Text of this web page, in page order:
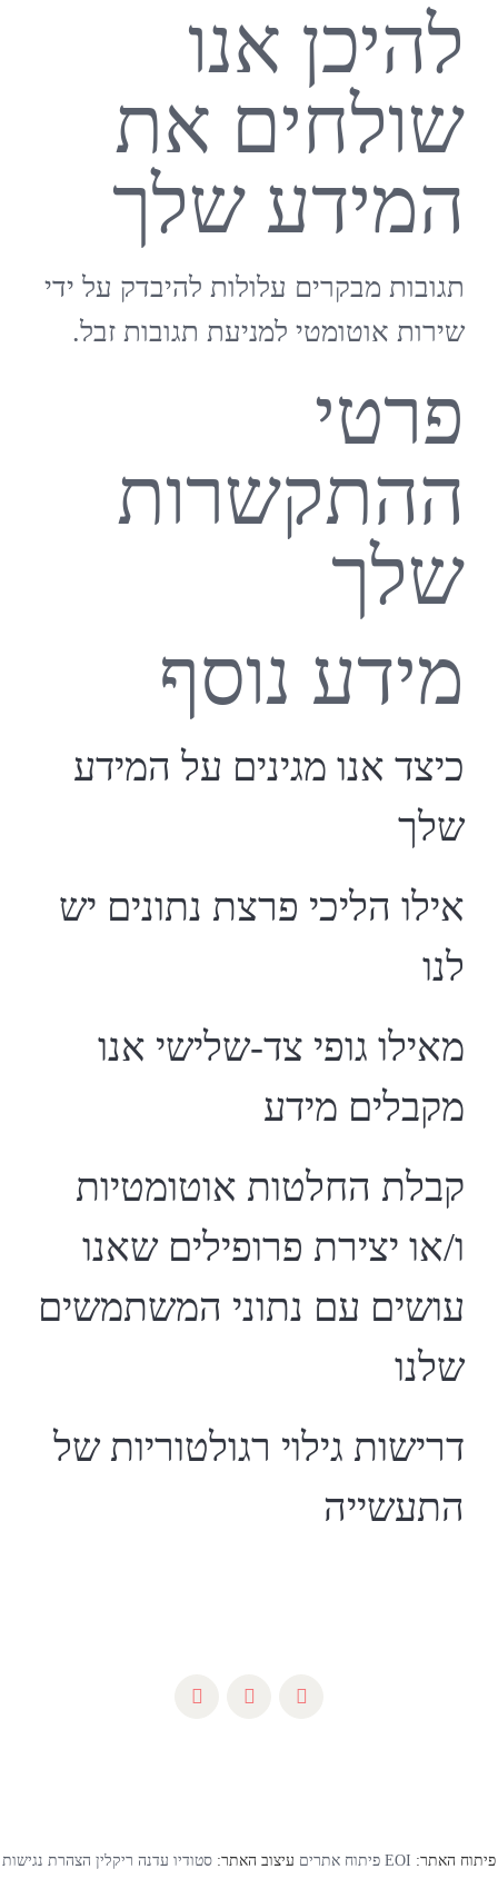
להיכן אנו
שולחים את
המידע שלך
תגובות מבקרים עלולות להיבדק על ידי
שירות אוטומטי למניעת תגובות זבל.
פרטי
ההתקשרות
שלך
מידע נוסף
כיצד אנו מגינים על המידע
שלך
אילו הליכי פרצת נתונים יש
לנו
מאילו גופי צד-שלישי אנו
מקבלים מידע
קבלת החלטות אוטומטיות
ו/או יצירת פרופילים שאנו
עושים עם נתוני המשתמשים
שלנו
דרישות גילוי רגולטוריות של
התעשייה
פיתוח האתר: EOI פיתוח אתרים עיצוב האתר: סטודיו עדנה ריקלין הצהרת נגישות